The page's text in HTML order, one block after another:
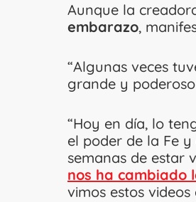
Aunque la
embarazo,
“Algunas veces
grande y
“Hoy en día, lo
el poder de la Fe y
semanas de estar
nos ha cambiado
vimos estos